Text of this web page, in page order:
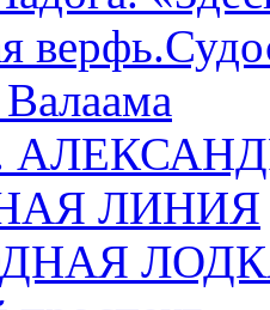
ЛИНИЯ